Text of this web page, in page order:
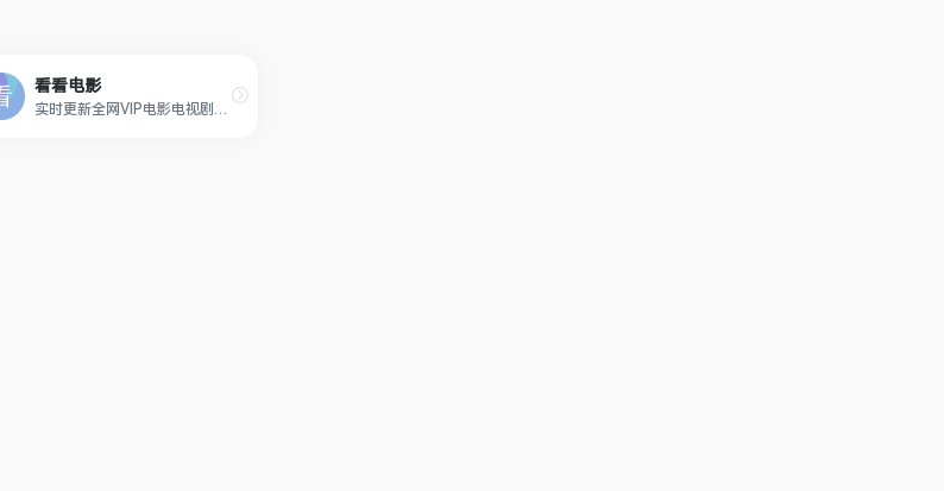
看看电影
实时更新全网VIP电影电视剧美剧,全站无广告免费在线播放,独家院线电影,无需会员免费看最新VIP视频